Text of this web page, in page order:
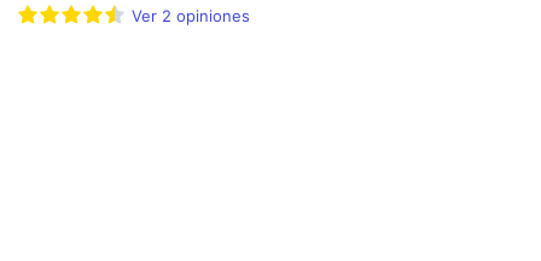
Ver 2 opiniones